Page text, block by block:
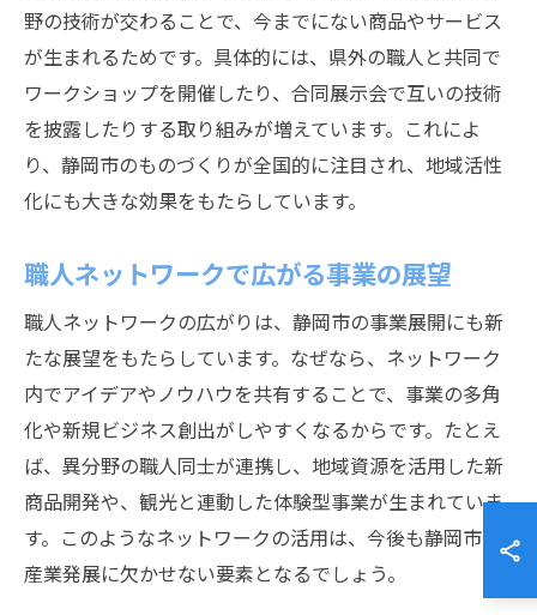
野の技術が交わることで、今までにない商品やサービス
が生まれるためです。具体的には、県外の職人と共同で
ワークショップを開催したり、合同展示会で互いの技術
を披露したりする取り組みが増えています。これによ
り、静岡市のものづくりが全国的に注目され、地域活性
化にも大きな効果をもたらしています。
職人ネットワークで広がる事業の展望
職人ネットワークの広がりは、静岡市の事業展開にも新
たな展望をもたらしています。なぜなら、ネットワーク
内でアイデアやノウハウを共有することで、事業の多角
化や新規ビジネス創出がしやすくなるからです。たとえ
ば、異分野の職人同士が連携し、地域資源を活用した新
商品開発や、観光と連動した体験型事業が生まれていま
す。このようなネットワークの活用は、今後も静岡市の
産業発展に欠かせない要素となるでしょう。